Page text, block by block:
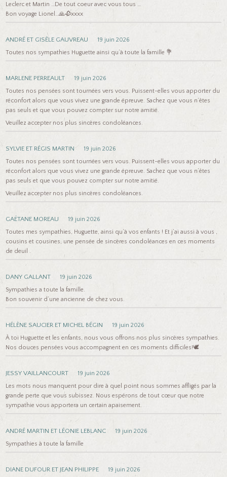
Leclerc et Martin …De tout coeur avec vous tous …
Bon voyage Lionel…🙏🥀xxxx
ANDRÉ ET GISÈLE GAUVREAU
19 juin 2026
Toutes nos sympathies Huguette ainsi qu’à toute la famille 💐
MARLENE PERREAULT
19 juin 2026
Toutes nos pensées sont tournées vers vous. Puissent-elles vous apporter du
réconfort alors que vous vivez une grande épreuve. Sachez que vous n’êtes
pas seuls et que vous pouvez compter sur notre amitié.
Veuillez accepter nos plus sincères condoléances.
SYLVIE ET RÉGIS MARTIN
19 juin 2026
Toutes nos pensées sont tournées vers vous. Puissent-elles vous apporter du
réconfort alors que vous vivez une grande épreuve. Sachez que vous n’êtes
pas seuls et que vous pouvez compter sur notre amitié.
Veuillez accepter nos plus sincères condoléances.
GAËTANE MOREAU
19 juin 2026
Toutes mes sympathies, Huguette, ainsi qu’à vos enfants ! Et j’ai aussi à vous ,
cousins et cousines, une pensée de sincères condoléances en ces moments
de deuil .
DANY GALLANT
19 juin 2026
Sympathies a toute la famille.
Bon souvenir d’une ancienne de chez vous.
HÉLÈNE SAUCIER ET MICHEL BÉGIN
19 juin 2026
À toi Huguette et les enfants, nous vous offrons nos plus sincères sympathies.
Nos douces pensées vous accompagnent en ces moments difficiles!🕊️
JESSY VAILLANCOURT
19 juin 2026
Les mots nous manquent pour dire à quel point nous sommes affligés par la
grande perte que vous subissez. Nous espérons de tout cœur que notre
sympathie vous apportera un certain apaisement.
ANDRÉ MARTIN ET LÉONIE LEBLANC
19 juin 2026
Sympathies à toute la famille
DIANE DUFOUR ET JEAN PHILIPPE
19 juin 2026